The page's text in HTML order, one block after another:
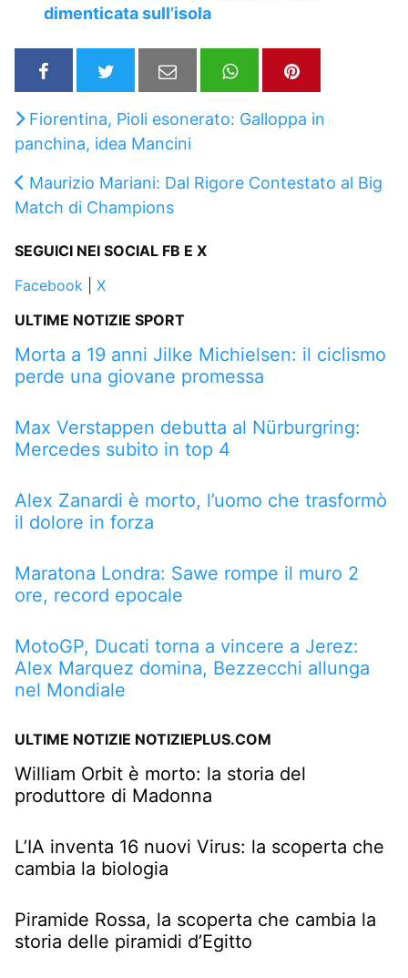
dimenticata sull’isola
Fiorentina, Pioli esonerato: Galloppa in
panchina, idea Mancini
Maurizio Mariani: Dal Rigore Contestato al Big
Match di Champions
SEGUICI NEI SOCIAL FB E X
Facebook
X
ULTIME NOTIZIE SPORT
Morta a 19 anni Jilke Michielsen: il ciclismo
perde una giovane promessa
Max Verstappen debutta al Nürburgring:
Mercedes subito in top 4
Alex Zanardi è morto, l’uomo che trasformò
il dolore in forza
Maratona Londra: Sawe rompe il muro 2
ore, record epocale
MotoGP, Ducati torna a vincere a Jerez:
Alex Marquez domina, Bezzecchi allunga
nel Mondiale
ULTIME NOTIZIE NOTIZIEPLUS.COM
William Orbit è morto: la storia del
produttore di Madonna
L’IA inventa 16 nuovi Virus: la scoperta che
cambia la biologia
Piramide Rossa, la scoperta che cambia la
storia delle piramidi d’Egitto